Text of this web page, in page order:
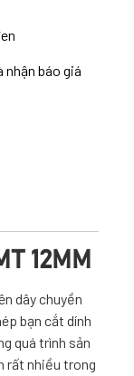
báo giá
12MM
dây chuyền
bạn cắt dính
quá trình sản
rất nhiều trong